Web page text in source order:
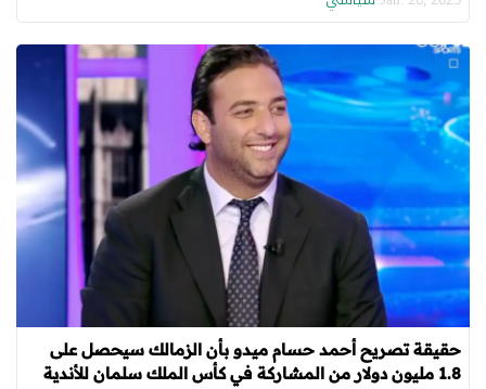
حقيقة تصريح أحمد حسام ميدو بأن الزمالك سيحصل على
1.8 مليون دولار من المشاركة في كأس الملك سلمان للأندية